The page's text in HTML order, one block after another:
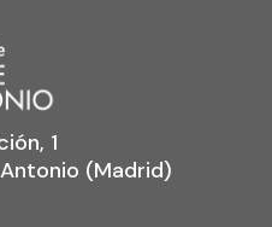
1
(Madrid)